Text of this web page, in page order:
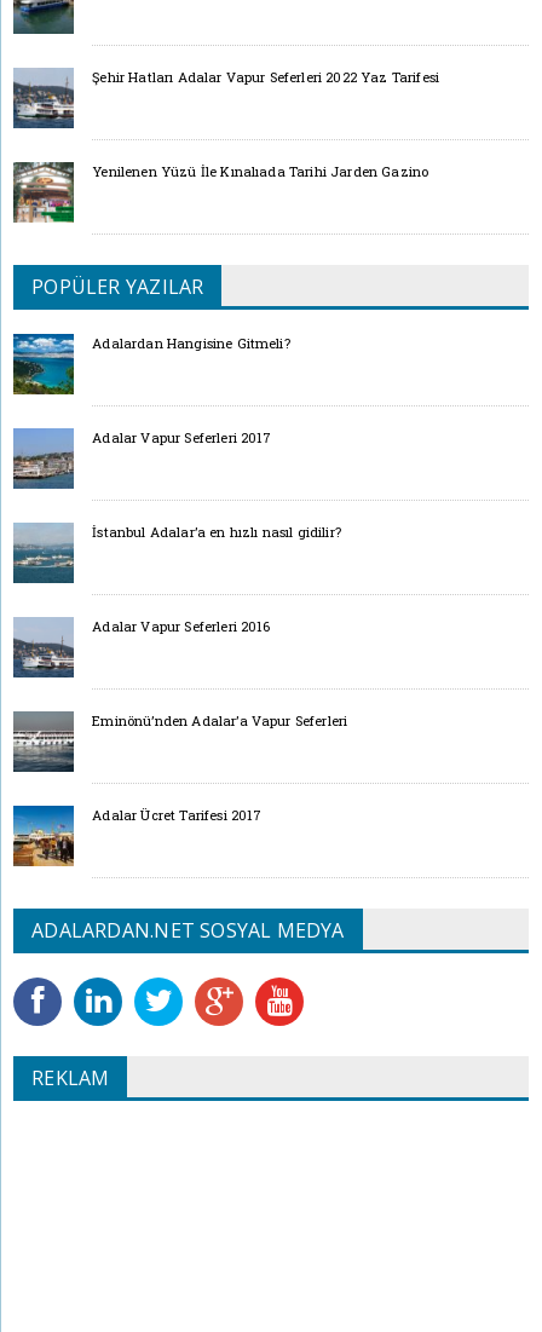
Şehir Hatları Adalar Vapur Seferleri 2022 Yaz Tarifesi
Yenilenen Yüzü İle Kınalıada Tarihi Jarden Gazino
POPÜLER YAZILAR
Adalardan Hangisine Gitmeli?
Adalar Vapur Seferleri 2017
İstanbul Adalar’a en hızlı nasıl gidilir?
Adalar Vapur Seferleri 2016
Eminönü’nden Adalar’a Vapur Seferleri
Adalar Ücret Tarifesi 2017
ADALARDAN.NET SOSYAL MEDYA
REKLAM